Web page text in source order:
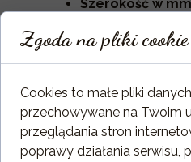
Szerokość w
Ciężar w
560
Zgoda na pliki cookie
Cookies to małe pliki
przechowywane na Twoim
przeglądania stron
poprawy działania serwisu,